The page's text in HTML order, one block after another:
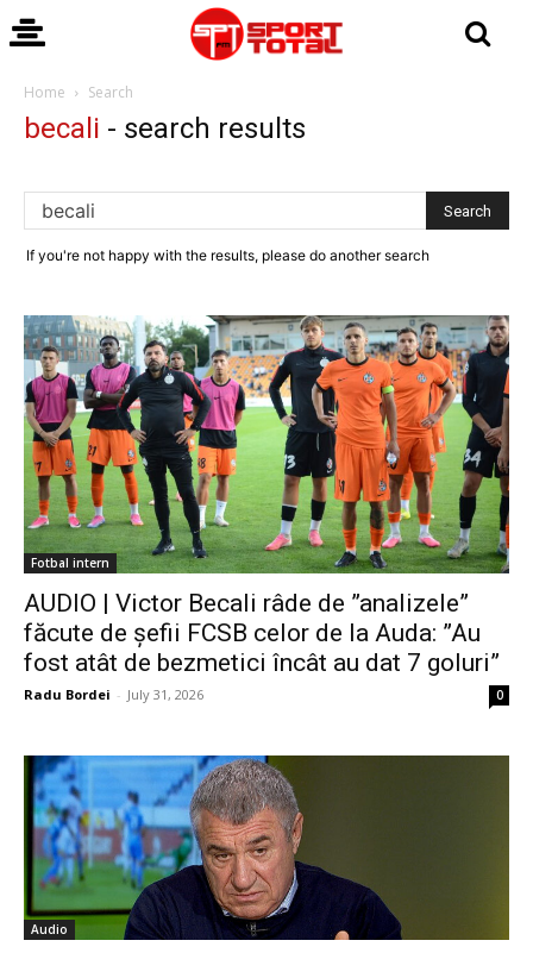
Home Search
becali - search results
If you're not happy with the results, please do another search
Fotbal intern
AUDIO | Victor Becali râde de ”analizele”
făcute de șefii FCSB celor de la Auda: ”Au
fost atât de bezmetici încât au dat 7 goluri”
Radu Bordei - July 31, 2026 0
Audio